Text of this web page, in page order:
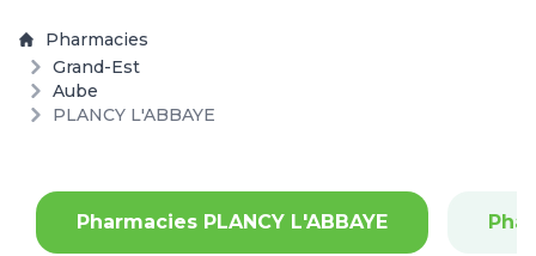
Pharmacies
Grand-Est
Aube
PLANCY L'ABBAYE
Pharmacies PLANCY L'ABBAYE